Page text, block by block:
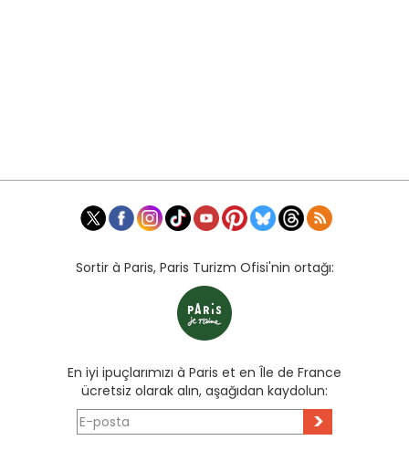
Sortir à Paris, Paris Turizm Ofisi'nin ortağı:
En iyi ipuçlarımızı à Paris et en Île de France
ücretsiz olarak alın, aşağıdan kaydolun:
>